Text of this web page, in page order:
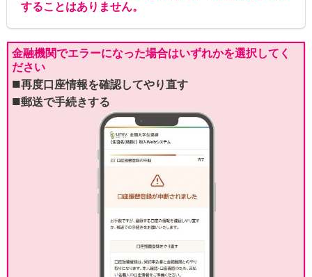
することはありません。
金融機関でエラーになった場合はいずれかを選択してく
ださい
■再度口座情報を確認してやり直す
■郵送で手続きする